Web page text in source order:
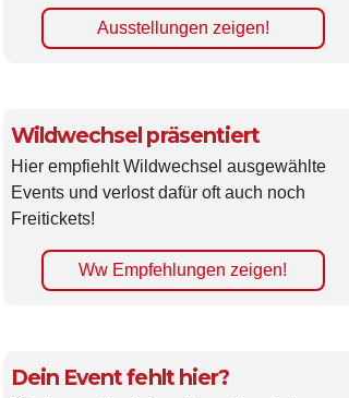
Ausstellungen zeigen!
Wildwechsel präsentiert
Hier empfiehlt Wildwechsel ausgewählte
Events und verlost dafür oft auch noch
Freitickets!
Ww Empfehlungen zeigen!
Dein Event fehlt hier?